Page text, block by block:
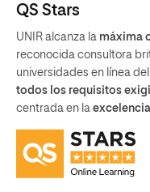
QS Stars
UNIR alcanza la máxima
reconocida consultora
universidades en línea
todos los requisitos
centrada en la